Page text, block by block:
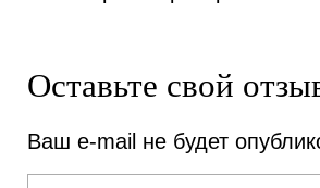
Оставьте свой
Ваш e-mail не будет